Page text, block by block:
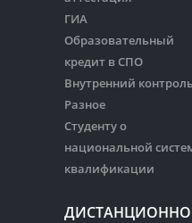
ГИА
Образовательный
кредит в СПО
Внутренний
Разное
Студенту о
национальной
квалификации